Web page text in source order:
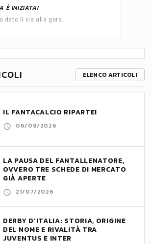
È INIZIATA!
dato il via alla gara.
ELENCO ARTICOLI
IL FANTACALCIO RIPARTE!
06/08/2026
LA PAUSA DEL FANTALLENATORE,
OVVERO TRE SCHEDE DI MERCATO
GIÀ APERTE
21/07/2026
DERBY D’ITALIA: STORIA, ORIGINE
DEL NOME E RIVALITÀ TRA
JUVENTUS E INTER